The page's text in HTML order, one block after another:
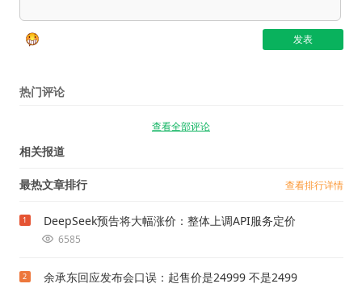
热门评论
查看全部评论
相关报道
最热文章排行 查看排行详情
1 DeepSeek预告将大幅涨价：整体上调API服务定价
6585
2 余承东回应发布会口误：起售价是24999 不是2499